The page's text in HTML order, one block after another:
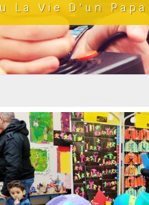
La Vie D'un